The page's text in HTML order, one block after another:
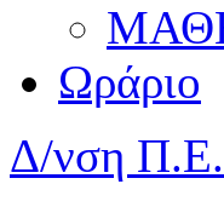
Ωράριο
Δ/νση